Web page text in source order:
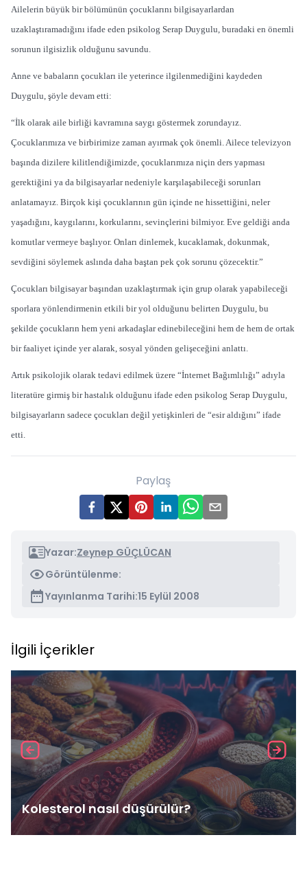
Ailelerin büyük bir bölümünün çocuklarını bilgisayarlardan
uzaklaştıramadığını ifade eden psikolog Serap Duygulu, buradaki en önemli
sorunun ilgisizlik olduğunu savundu.
Anne ve babaların çocukları ile yeterince ilgilenmediğini kaydeden
Duygulu, şöyle devam etti:
“İlk olarak aile birliği kavramına saygı göstermek zorundayız.
Çocuklarımıza ve birbirimize zaman ayırmak çok önemli. Ailece televizyon
başında dizilere kilitlendiğimizde, çocuklarımıza niçin ders yapması
gerektiğini ya da bilgisayarlar nedeniyle karşılaşabileceği sorunları
anlatamayız. Birçok kişi çocuklarının gün içinde ne hissettiğini, neler
yaşadığını, kaygılarını, korkularını, sevinçlerini bilmiyor. Eve geldiği anda
komutlar vermeye başlıyor. Onları dinlemek, kucaklamak, dokunmak,
sevdiğini söylemek aslında daha baştan pek çok sorunu çözecektir.”
Çocukları bilgisayar başından uzaklaştırmak için grup olarak yapabileceği
sporlara yönlendirmenin etkili bir yol olduğunu belirten Duygulu, bu
şekilde çocukların hem yeni arkadaşlar edinebileceğini hem de hem de ortak
bir faaliyet içinde yer alarak, sosyal yönden gelişeceğini anlattı.
Artık psikolojik olarak tedavi edilmek üzere “İnternet Bağımlılığı” adıyla
literatüre girmiş bir hastalık olduğunu ifade eden psikolog Serap Duygulu,
bilgisayarların sadece çocukları değil yetişkinleri de “esir aldığını” ifade
etti.
Paylaş
Yazar:Zeynep GÜÇLÜCAN
Görüntülenme:
Yayınlanma Tarihi:15 Eylül 2008
İlgili İçerikler
Kolesterol nasıl düşürülür?